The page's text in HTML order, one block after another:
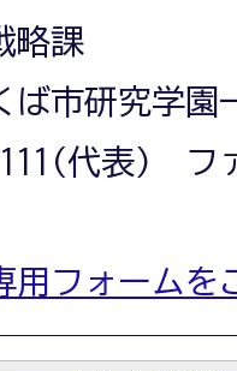
略課
市研究学園
代表) フ
用フォームを